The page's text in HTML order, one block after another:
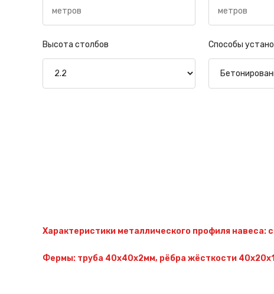
Высота столбов Способы
Характеристики металлического профиля навеса:
Фермы: труба 40х40х2мм, рёбра жёсткости